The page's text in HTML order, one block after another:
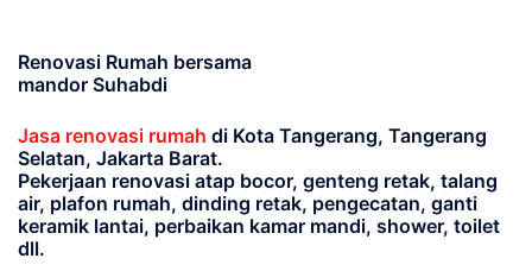
Renovasi Rumah bersama
mandor Suhabdi
Jasa renovasi rumah di Kota Tangerang, Tangerang
Selatan, Jakarta Barat.
Pekerjaan renovasi atap bocor, genteng retak, talang
air, plafon rumah, dinding retak, pengecatan, ganti
keramik lantai, perbaikan kamar mandi, shower, toilet
dll.